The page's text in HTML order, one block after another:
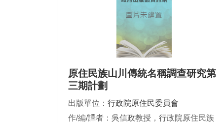
原住民族山川傳統名稱調查研究第
三期計劃
出版單位： 行政院原住民委員會
作/編/譯者：吳信政教授，行政院原住民族